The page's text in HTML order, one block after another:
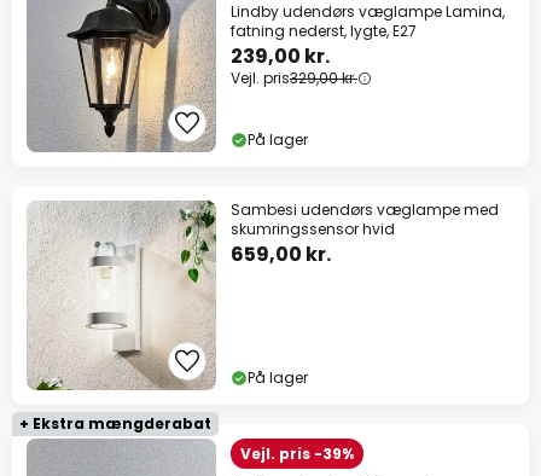
Lindby udendørs væglampe Lamina,
fatning nederst, lygte, E27
239,00 kr.
Vejl. pris329,00 kr.
På lager
Sambesi udendørs væglampe med
skumringssensor hvid
659,00 kr.
På lager
+ Ekstra mængderabat
Vejl. pris -39%